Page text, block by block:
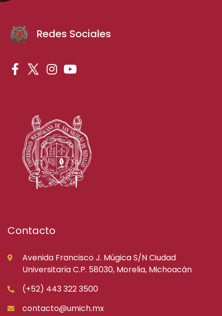
Redes Sociales
Contacto
Avenida Francisco J. Múgica S/N Ciudad
Universitaria C.P. 58030, Morelia, Michoacán
(+52) 443 322 3500
contacto@umich.mx